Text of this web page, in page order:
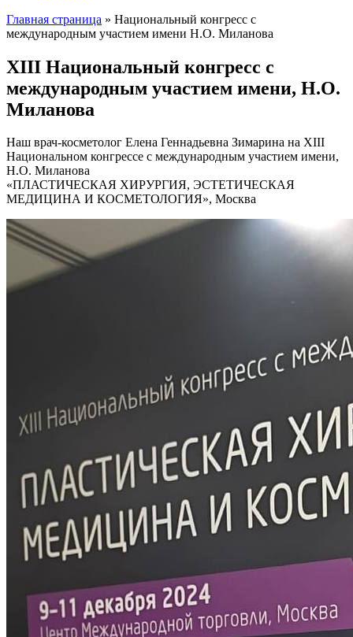
Главная страница » Национальный конгресс с
международным участием имени Н.О. Миланова
XIII Национальный конгресс с
международным участием имени, Н.О.
Миланова
Наш врач-косметолог Елена Геннадьевна Зимарина на XIII
Национальном конгрессе с международным участием имени,
Н.О. Миланова
«ПЛАСТИЧЕСКАЯ ХИРУРГИЯ, ЭСТЕТИЧЕСКАЯ
МЕДИЦИНА И КОСМЕТОЛОГИЯ», Москва